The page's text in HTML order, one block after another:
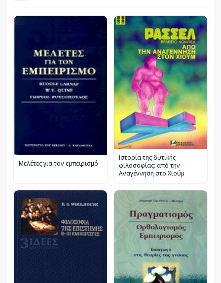
Μελέτες για τον εμπειρισμό
Ιστορία της δυτικής
φιλοσοφίας: από την
Αναγέννηση στο Χιούμ